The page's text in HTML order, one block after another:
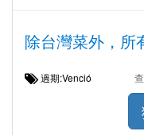
除台灣菜外，所
過期:Venció